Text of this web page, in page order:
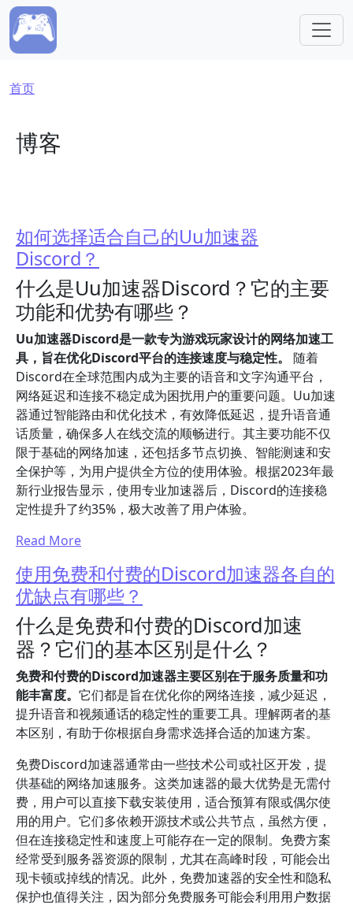
跳转到主要内容
面包屑
首页
博客
如何选择适合自己的Uu加速器
Discord？
什么是Uu加速器Discord？它的主要
功能和优势有哪些？
Uu加速器Discord是一款专为游戏玩家设计的网络加速工
具，旨在优化Discord平台的连接速度与稳定性。
随着
Discord在全球范围内成为主要的语音和文字沟通平台，
网络延迟和连接不稳定成为困扰用户的重要问题。Uu加速
器通过智能路由和优化技术，有效降低延迟，提升语音通
话质量，确保多人在线交流的顺畅进行。其主要功能不仅
限于基础的网络加速，还包括多节点切换、智能测速和安
全保护等，为用户提供全方位的使用体验。根据2023年最
新行业报告显示，使用专业加速器后，Discord的连接稳
定性提升了约35%，极大改善了用户体验。
Read More
使用免费和付费的Discord加速器各自的
优缺点有哪些？
什么是免费和付费的Discord加速
器？它们的基本区别是什么？
免费和付费的Discord加速器主要区别在于服务质量和功
能丰富度。 它们都是旨在优化你的网络连接，减少延迟，
提升语音和视频通话的稳定性的重要工具。理解两者的基
本区别，有助于你根据自身需求选择合适的加速方案。
免费Discord加速器通常由一些技术公司或社区开发，提
供基础的网络加速服务。这类加速器的最大优势是无需付
费，用户可以直接下载安装使用，适合预算有限或偶尔使
用的用户。它们多依赖开源技术或公共节点，虽然方便，
但在连接稳定性和速度上可能存在一定的限制。免费方案
经常受到服务器资源的限制，尤其在高峰时段，可能会出
现卡顿或掉线的情况。此外，免费加速器的安全性和隐私
保护也值得关注，因为部分免费服务可能会利用用户数据